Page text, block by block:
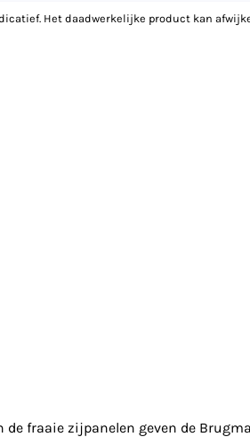
Het daadwerkelijke product kan
de fraaie zijpanelen geven de